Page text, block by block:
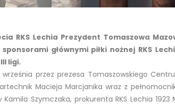
RKS Lechia Prezydent Tomaszowa
głównymi piłki nożnej RKS
ligi.
przez prezesa Tomaszowskiego
Macieja Marcjanika wraz z
Szymczaka, prokurenta RKS Lechia